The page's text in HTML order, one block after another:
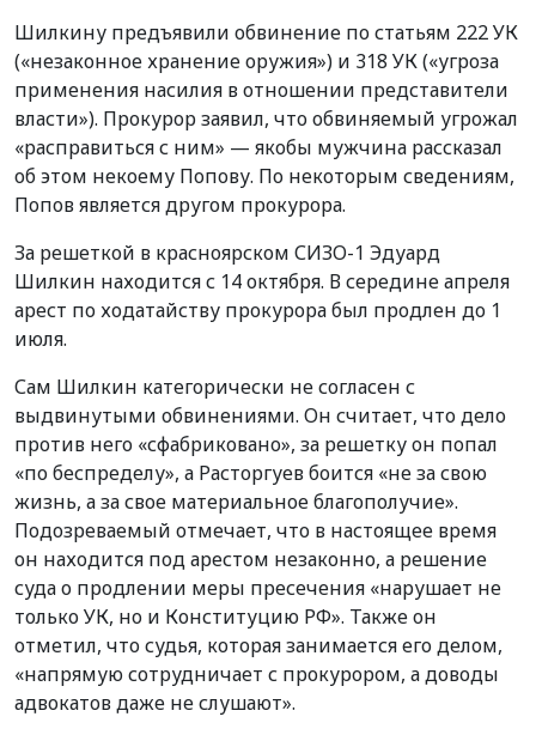
Шилкину предъявили обвинение по статьям 222 УК
(«незаконное хранение оружия») и 318 УК («угроза
применения насилия в отношении представители
власти»). Прокурор заявил, что обвиняемый угрожал
«расправиться с ним» — якобы мужчина рассказал
об этом некоему Попову. По некоторым сведениям,
Попов является другом прокурора.
За решеткой в красноярском СИЗО-1 Эдуард
Шилкин находится с 14 октября. В середине апреля
арест по ходатайству прокурора был продлен до 1
июля.
Сам Шилкин категорически не согласен с
выдвинутыми обвинениями. Он считает, что дело
против него «сфабриковано», за решетку он попал
«по беспределу», а Расторгуев боится «не за свою
жизнь, а за свое материальное благополучие».
Подозреваемый отмечает, что в настоящее время
он находится под арестом незаконно, а решение
суда о продлении меры пресечения «нарушает не
только УК, но и Конституцию РФ». Также он
отметил, что судья, которая занимается его делом,
«напрямую сотрудничает с прокурором, а доводы
адвокатов даже не слушают».